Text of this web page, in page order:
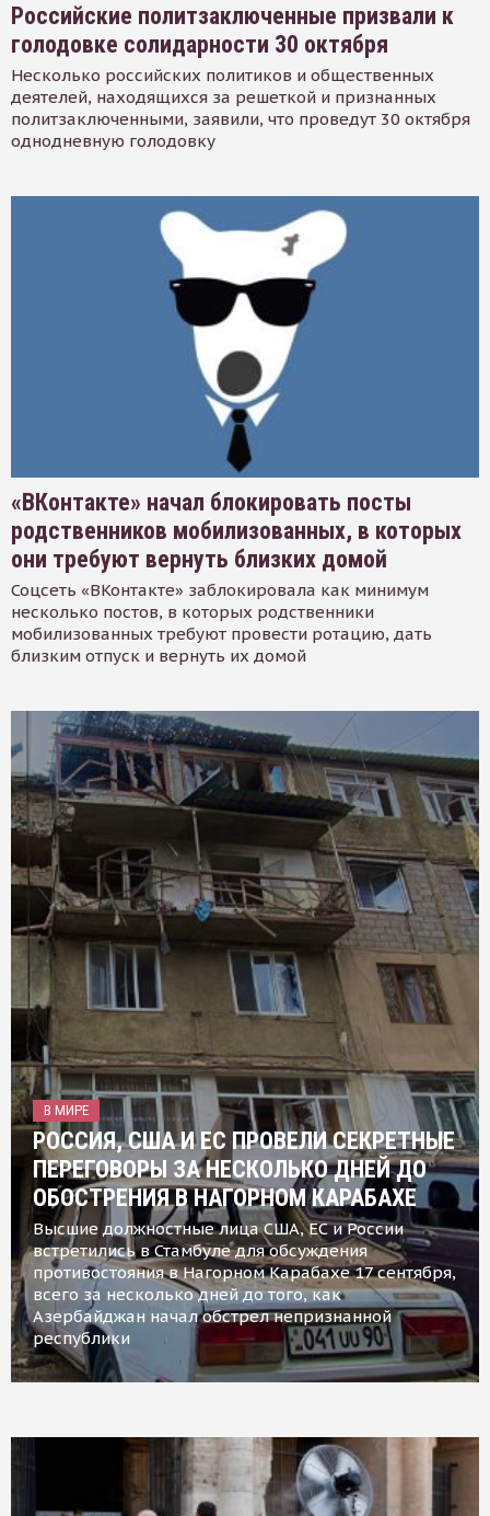
Российские политзаключенные призвали к
голодовке солидарности 30 октября
Несколько российских политиков и общественных
деятелей, находящихся за решеткой и признанных
политзаключенными, заявили, что проведут 30 октября
однодневную голодовку
«ВКонтакте» начал блокировать посты
родственников мобилизованных, в которых
они требуют вернуть близких домой
Соцсеть «ВКонтакте» заблокировала как минимум
несколько постов, в которых родственники
мобилизованных требуют провести ротацию, дать
близким отпуск и вернуть их домой
В МИРЕ
РОССИЯ, США И ЕС ПРОВЕЛИ СЕКРЕТНЫЕ
ПЕРЕГОВОРЫ ЗА НЕСКОЛЬКО ДНЕЙ ДО
ОБОСТРЕНИЯ В НАГОРНОМ КАРАБАХЕ
Высшие должностные лица США, ЕС и России
встретились в Стамбуле для обсуждения
противостояния в Нагорном Карабахе 17 сентября,
всего за несколько дней до того, как
Азербайджан начал обстрел непризнанной
республики